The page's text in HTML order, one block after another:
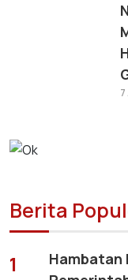
Berita
1
Hambatan